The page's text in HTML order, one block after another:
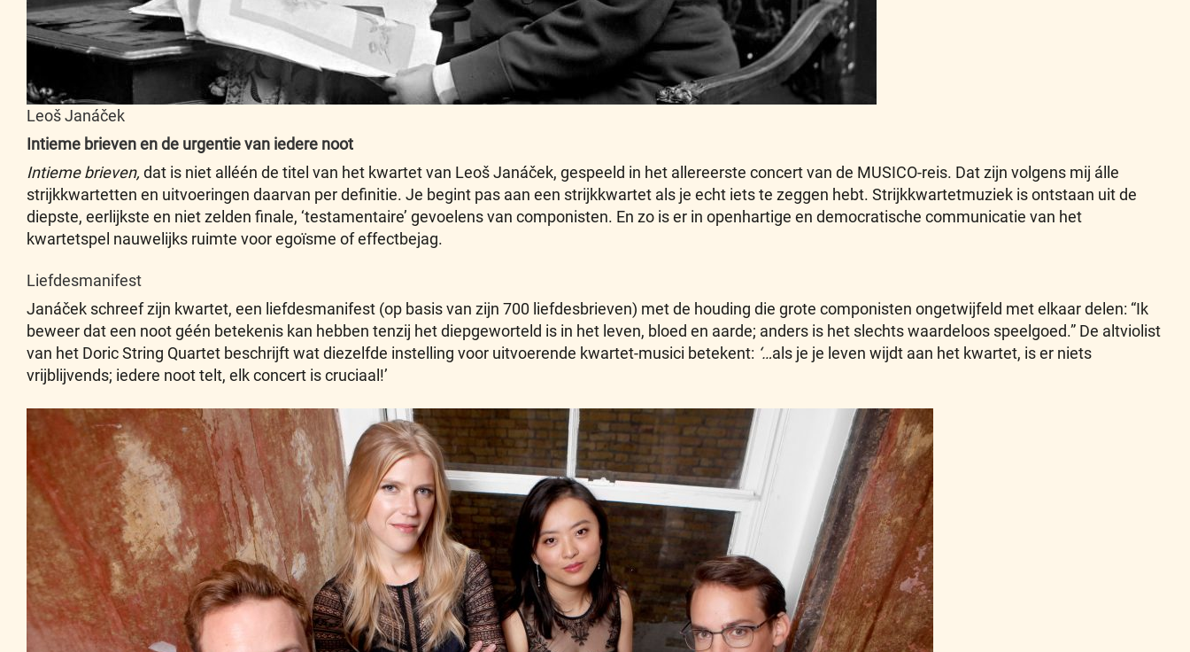
Leoš Janáček
Intieme brieven en de urgentie van iedere noot
Intieme brieven, dat is niet alléén de titel van het kwartet van Leoš Janáček, gespeeld in het allereerste concert van de MUSICO-reis. Dat zijn volgens mij álle
strijkkwartetten en uitvoeringen daarvan per definitie. Je begint pas aan een strijkkwartet als je echt iets te zeggen hebt. Strijkkwartetmuziek is ontstaan uit de
diepste, eerlijkste en niet zelden finale, ‘testamentaire’ gevoelens van componisten. En zo is er in openhartige en democratische communicatie van het
kwartetspel nauwelijks ruimte voor egoïsme of effectbejag.
Liefdesmanifest
Janáček schreef zijn kwartet, een liefdesmanifest (op basis van zijn 700 liefdesbrieven) met de houding die grote componisten ongetwijfeld met elkaar delen: “Ik
beweer dat een noot géén betekenis kan hebben tenzij het diepgeworteld is in het leven, bloed en aarde; anders is het slechts waardeloos speelgoed.” De altviolist
van het Doric String Quartet beschrijft wat diezelfde instelling voor uitvoerende kwartet-musici betekent: ‘…als je je leven wijdt aan het kwartet, is er niets
vrijblijvends; iedere noot telt, elk concert is cruciaal!’